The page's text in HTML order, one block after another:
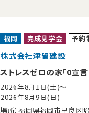
福岡 完成見学会 予約
株式会社津留建設
ストレスゼロの家「0宣
2026年8月1日(土)〜
2026年8月9日(日)
場所：福岡県福岡市早良区